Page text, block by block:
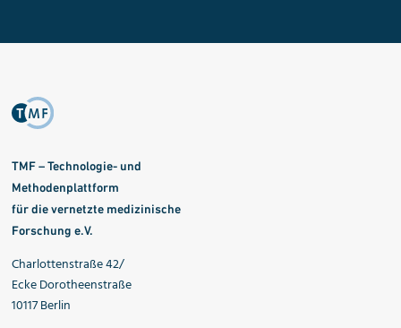
TMF – Technologie- und
Methodenplattform
für die vernetzte medizinische
Forschung e.V.
Charlottenstraße 42/
Ecke Dorotheenstraße
10117 Berlin